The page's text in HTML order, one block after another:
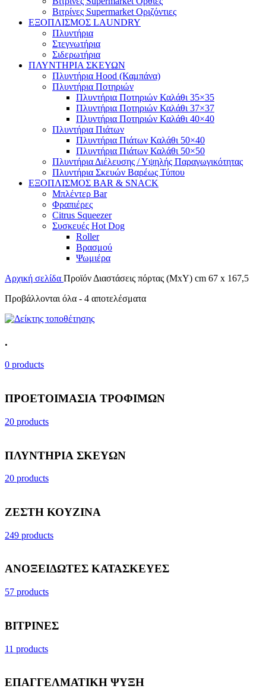
Βιτρίνες Supermarket Οριζόντιες
ΕΞΟΠΛΙΣΜΟΣ LAUNDRY
Πλυντήρια
Στεγνωτήρια
Σιδερωτήρια
ΠΛΥΝΤΗΡΙΑ ΣΚΕΥΩΝ
Πλυντήρια Hood (Καμπάνα)
Πλυντήρια Ποτηριών
Πλυντήρια Ποτηριών Καλάθι 35×35
Πλυντήρια Ποτηριών Καλάθι 37×37
Πλυντήρια Ποτηριών Καλάθι 40×40
Πλυντήρια Πιάτων
Πλυντήρια Πιάτων Καλάθι 50×40
Πλυντήρια Πιάτων Καλάθι 50×50
Πλυντήρια Διέλευσης / Υψηλής Παραγωγικότητας
Πλυντήρια Σκευών Βαρέως Τύπου
ΕΞΟΠΛΙΣΜΟΣ BAR & SNACK
Μπλέντερ Bar
Φραπιέρες
Citrus Squeezer
Συσκευές Hot Dog
Roller
Βρασμού
Ψωμιέρα
Αρχική σελίδα Προϊόν Διαστάσεις πόρτας (ΜxΥ) cm 67 x 167,5
Προβάλλονται όλα - 4 αποτελέσματα
.
0 products
ΠΡΟΕΤΟΙΜΑΣΙΑ ΤΡΟΦΙΜΩΝ
20 products
ΠΛΥΝΤΗΡΙΑ ΣΚΕΥΩΝ
20 products
ΖΕΣΤΗ ΚΟΥΖΙΝΑ
249 products
ΑΝΟΞΕΙΔΩΤΕΣ ΚΑΤΑΣΚΕΥΕΣ
57 products
ΒΙΤΡΙΝΕΣ
11 products
ΕΠΑΓΓΕΛΜΑΤΙΚΗ ΨΥΞΗ